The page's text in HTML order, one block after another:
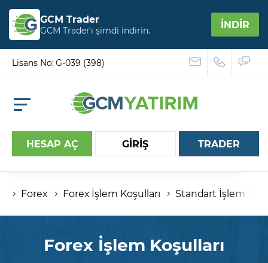
GCM Trader
GCM Trader’ı şimdi indirin. İNDİR
Lisans No: G-039 (398)
HESAP AÇ GİRİŞ
Hesap numaranız
TRADER
Forex Forex İşlem Koşulları Standart İşlem
Forex İşlem Koşulları